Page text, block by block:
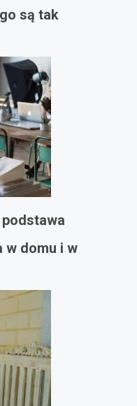
są tak
w domu i w